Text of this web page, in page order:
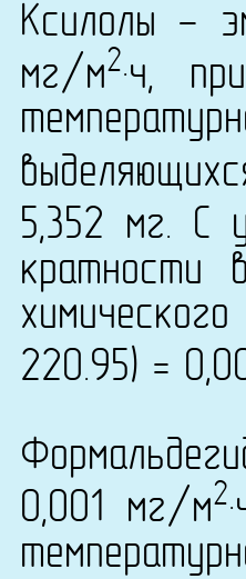
Ксилолы -
мг/м2·ч,
5,352 мг. С
кратности
220.95) =
0,001 мг/м2